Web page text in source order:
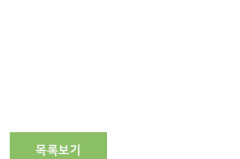
목록보기